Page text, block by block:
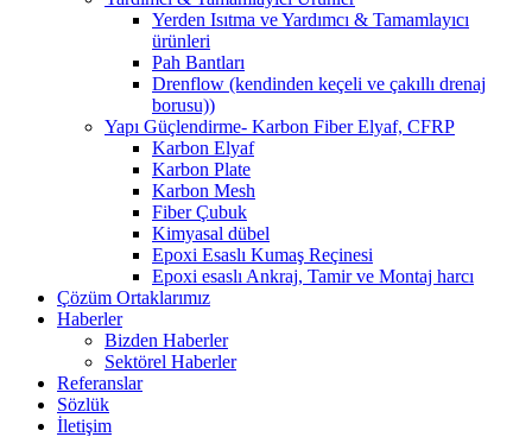
Yerden Isıtma ve Yardımcı & Tamamlayıcı
ürünleri
Pah Bantları
Drenflow (kendinden keçeli ve çakıllı drenaj
borusu))
Yapı Güçlendirme- Karbon Fiber Elyaf, CFRP
Karbon Elyaf
Karbon Plate
Karbon Mesh
Fiber Çubuk
Kimyasal dübel
Epoxi Esaslı Kumaş Reçinesi
Epoxi esaslı Ankraj, Tamir ve Montaj harcı
Çözüm Ortaklarımız
Haberler
Bizden Haberler
Sektörel Haberler
Referanslar
Sözlük
İletişim